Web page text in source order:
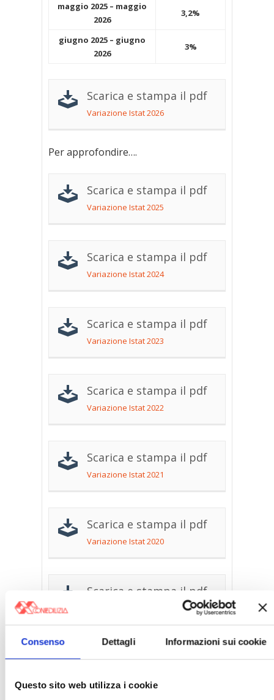
Consenso Dettagli Informazioni sui cookie
Questo sito web utilizza i cookie
maggio 2025 – maggio
2026
3,2%
giugno 2025 – giugno
2026
3%
Scarica e stampa il pdf
Variazione Istat 2026
Per approfondire….
Scarica e stampa il pdf
Variazione Istat 2025
Scarica e stampa il pdf
Variazione Istat 2024
Scarica e stampa il pdf
Variazione Istat 2023
Scarica e stampa il pdf
Variazione Istat 2022
Scarica e stampa il pdf
Variazione Istat 2021
Scarica e stampa il pdf
Variazione Istat 2020
Scarica e stampa il pdf
Scarica e stampa il pdf